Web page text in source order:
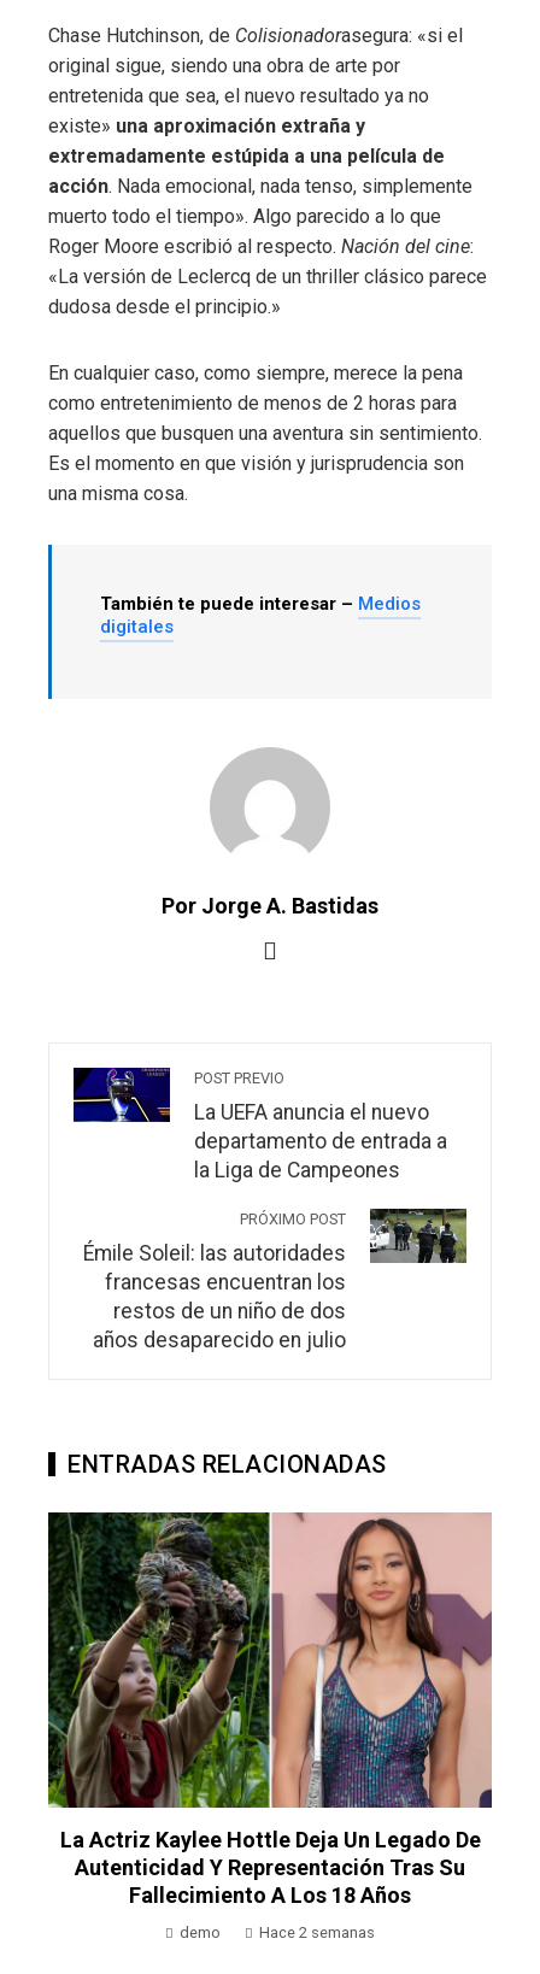
Chase Hutchinson, de Colisionadorasegura: «si el
original sigue, siendo una obra de arte por
entretenida que sea, el nuevo resultado ya no
existe» una aproximación extraña y
extremadamente estúpida a una película de
acción. Nada emocional, nada tenso, simplemente
muerto todo el tiempo». Algo parecido a lo que
Roger Moore escribió al respecto. Nación del cine:
«La versión de Leclercq de un thriller clásico parece
dudosa desde el principio.»
En cualquier caso, como siempre, merece la pena
como entretenimiento de menos de 2 horas para
aquellos que busquen una aventura sin sentimiento.
Es el momento en que visión y jurisprudencia son
una misma cosa.
También te puede interesar – Medios
digitales
Por Jorge A. Bastidas
POST PREVIO
La UEFA anuncia el nuevo
departamento de entrada a
la Liga de Campeones
PRÓXIMO POST
Émile Soleil: las autoridades
francesas encuentran los
restos de un niño de dos
años desaparecido en julio
ENTRADAS RELACIONADAS
La Actriz Kaylee Hottle Deja Un Legado De
Autenticidad Y Representación Tras Su
Fallecimiento A Los 18 Años
demo Hace 2 semanas